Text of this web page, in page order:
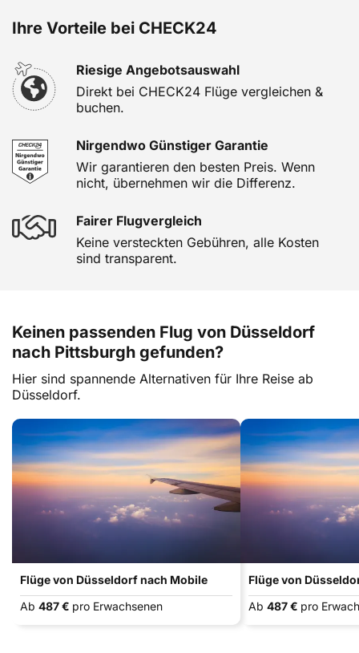
Ihre Vorteile bei CHECK24
Riesige Angebotsauswahl
Direkt bei CHECK24 Flüge vergleichen &
buchen.
Nirgendwo Günstiger Garantie
Wir garantieren den besten Preis. Wenn
nicht, übernehmen wir die Differenz.
Fairer Flugvergleich
Keine versteckten Gebühren, alle Kosten
sind transparent.
Keinen passenden Flug von Düsseldorf
nach Pittsburgh gefunden?
Hier sind spannende Alternativen für Ihre Reise ab
Düsseldorf.
Flüge von Düsseldorf nach Mobile
Ab 487 € pro Erwachsenen
Flüge von
Ab 487 € pro